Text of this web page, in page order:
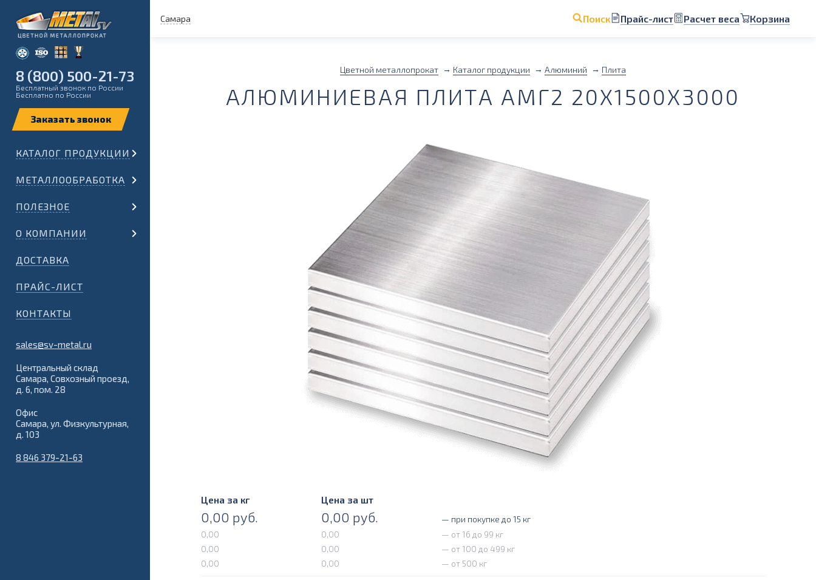
Самара Поиск Прайс-лист Расчет веса Корзина
8 (800) 500-21-73
Бесплатный звонок по России
Бесплатно по России
КАТАЛОГ ПРОДУКЦИИ
МЕТАЛЛООБРАБОТКА
ПОЛЕЗНОЕ
О КОМПАНИИ
ДОСТАВКА
ПРАЙС-ЛИСТ
КОНТАКТЫ
sales@sv-metal.ru
Центральный склад
Самара, Совхозный проезд,
д. 6, пом. 28
Офис
Самара, ул. Физкультурная,
д. 103
8 846 379-21-63
Цветной металлопрокат Каталог продукции Алюминий Плита
АЛЮМИНИЕВАЯ ПЛИТА АМГ2 20Х1500Х3000
Цена за кг Цена за шт
0,00 руб. 0,00 руб.
— при покупке до 15 кг
0,00
0,00
— от 16 до 99 кг
0,00
0,00
— от 100 до 499 кг
0,00
0,00 — от 500 кг